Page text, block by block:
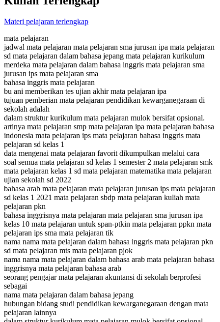
Materi pelajaran terlengkap
mata pelajaran
jadwal mata pelajaran mata pelajaran sma jurusan ipa mata pelajaran
sd mata pelajaran dalam bahasa jepang mata pelajaran kurikulum
merdeka mata pelajaran dalam bahasa inggris mata pelajaran sma
jurusan ips mata pelajaran sma
bahasa inggris mata pelajaran
bu ani memberikan tes ujian akhir mata pelajaran ipa
tujuan pemberian mata pelajaran pendidikan kewarganegaraan di
sekolah adalah
dalam struktur kurikulum mata pelajaran mulok bersifat opsional.
artinya mata pelajaran smp mata pelajaran ipa mata pelajaran bahasa
indonesia mata pelajaran ips mata pelajaran bahasa inggris mata
pelajaran sd kelas 1
data mengenai mata pelajaran favorit dikumpulkan melalui cara
soal semua mata pelajaran sd kelas 1 semester 2 mata pelajaran smk
mata pelajaran kelas 1 sd mata pelajaran matematika mata pelajaran
ujian sekolah sd 2022
bahasa arab mata pelajaran mata pelajaran jurusan ips mata pelajaran
sd kelas 1 2021 mata pelajaran sbdp mata pelajaran kuliah mata
pelajaran pkn
bahasa inggrisnya mata pelajaran mata pelajaran sma jurusan ipa
kelas 10 mata pelajaran untuk span-ptkin mata pelajaran ppkn mata
pelajaran ips sma mata pelajaran tik
nama nama mata pelajaran dalam bahasa inggris mata pelajaran pkn
sd mata pelajaran mts mata pelajaran pjok
nama nama mata pelajaran dalam bahasa arab mata pelajaran bahasa
inggrisnya mata pelajaran bahasa arab
seorang pengajar mata pelajaran akuntansi di sekolah berprofesi
sebagai
nama mata pelajaran dalam bahasa jepang
hubungan bidang studi pendidikan kewarganegaraan dengan mata
pelajaran lainnya